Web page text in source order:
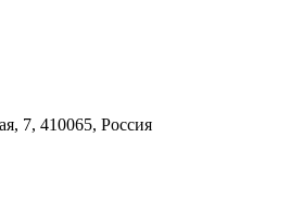
7, 410065, Россия